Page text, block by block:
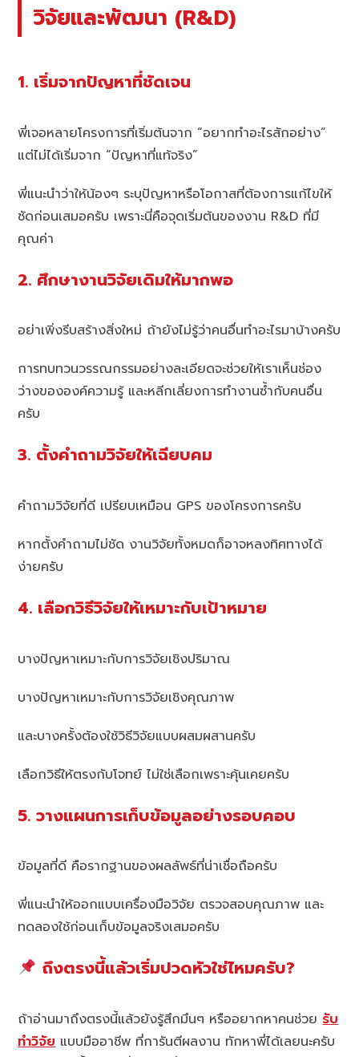
วิจัยและพัฒนา (R&D)
1. เริ่มจากปัญหาที่ชัดเจน
พี่เจอหลายโครงการที่เริ่มต้นจาก “อยากทำอะไรสักอย่าง”
แต่ไม่ได้เริ่มจาก “ปัญหาที่แท้จริง”
พี่แนะนำว่าให้น้องๆ ระบุปัญหาหรือโอกาสที่ต้องการแก้ไขให้
ชัดก่อนเสมอครับ เพราะนี่คือจุดเริ่มต้นของงาน R&D ที่มี
คุณค่า
2. ศึกษางานวิจัยเดิมให้มากพอ
อย่าเพิ่งรีบสร้างสิ่งใหม่ ถ้ายังไม่รู้ว่าคนอื่นทำอะไรมาบ้างครับ
การทบทวนวรรณกรรมอย่างละเอียดจะช่วยให้เราเห็นช่อง
ว่างขององค์ความรู้ และหลีกเลี่ยงการทำงานซ้ำกับคนอื่น
ครับ
3. ตั้งคำถามวิจัยให้เฉียบคม
คำถามวิจัยที่ดี เปรียบเหมือน GPS ของโครงการครับ
หากตั้งคำถามไม่ชัด งานวิจัยทั้งหมดก็อาจหลงทิศทางได้
ง่ายครับ
4. เลือกวิธีวิจัยให้เหมาะกับเป้าหมาย
บางปัญหาเหมาะกับการวิจัยเชิงปริมาณ
บางปัญหาเหมาะกับการวิจัยเชิงคุณภาพ
และบางครั้งต้องใช้วิธีวิจัยแบบผสมผสานครับ
เลือกวิธีให้ตรงกับโจทย์ ไม่ใช่เลือกเพราะคุ้นเคยครับ
5. วางแผนการเก็บข้อมูลอย่างรอบคอบ
ข้อมูลที่ดี คือรากฐานของผลลัพธ์ที่น่าเชื่อถือครับ
พี่แนะนำให้ออกแบบเครื่องมือวิจัย ตรวจสอบคุณภาพ และ
ทดลองใช้ก่อนเก็บข้อมูลจริงเสมอครับ
ถึงตรงนี้แล้วเริ่มปวดหัวใช่ไหมครับ?
ถ้าอ่านมาถึงตรงนี้แล้วยังรู้สึกมึนๆ หรืออยากหาคนช่วยรับ
ทำวิจัยแบบมืออาชีพ ที่การันตีผลงาน ทักหาพี่ได้เลยนะครับ